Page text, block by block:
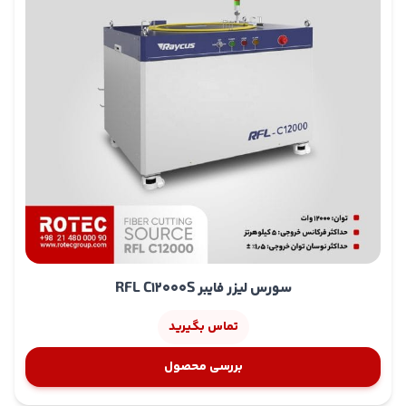
سورس لیزر فایبر RFL C12000S
تماس بگیرید
بررسی محصول